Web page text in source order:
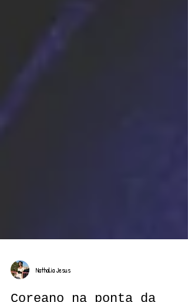
Nathalia Jesus